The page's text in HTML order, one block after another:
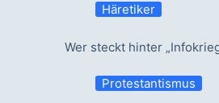
Häretiker
Wer steckt hinter
Protestantismus